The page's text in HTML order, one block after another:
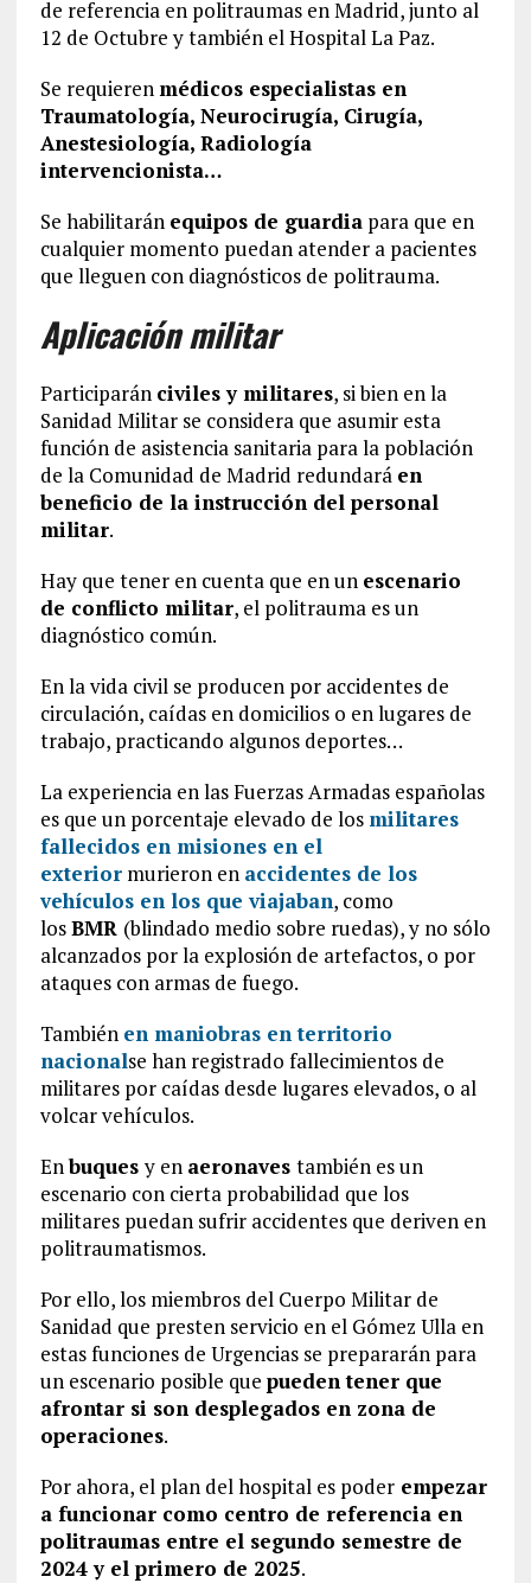
de referencia en politraumas en Madrid, junto al
12 de Octubre y también el Hospital La Paz.
Se requieren médicos especialistas en
Traumatología, Neurocirugía, Cirugía,
Anestesiología, Radiología
intervencionista…
Se habilitarán equipos de guardiapara que en
cualquier momento puedan atender a pacientes
que lleguen con diagnósticos de politrauma.
Aplicación militar
Participarán civiles y militares, si bien en la
Sanidad Militar se considera que asumir esta
función de asistencia sanitaria para la población
de la Comunidad de Madrid redundará en
beneficio de la instrucción del personal
militar.
Hay que tener en cuenta que en un escenario
de conflicto militar, el politrauma es un
diagnóstico común.
En la vida civil se producen por accidentes de
circulación, caídas en domicilios o en lugares de
trabajo, practicando algunos deportes…
La experiencia en las Fuerzas Armadas españolas
es que un porcentaje elevado de los militares
fallecidos en misiones en el
exteriormurieron en accidentes de los
vehículos en los que viajaban, como
losBMR (blindado medio sobre ruedas), y no sólo
alcanzados por la explosión de artefactos, o por
ataques con armas de fuego.
También en maniobras en territorio
nacionalse han registrado fallecimientos de
militares por caídas desde lugares elevados, o al
volcar vehículos.
Enbuquesy en aeronaves también es un
escenario con cierta probabilidad que los
militares puedan sufrir accidentes que deriven en
politraumatismos.
Por ello, los miembros del Cuerpo Militar de
Sanidad que presten servicio en el Gómez Ulla en
estas funciones de Urgencias se prepararán para
un escenario posible que pueden tener que
afrontar si son desplegados en zona de
operaciones.
Por ahora, el plan del hospital es poderempezar
a funcionar como centro de referencia en
politraumas entre el segundo semestre de
2024 y el primero de 2025.